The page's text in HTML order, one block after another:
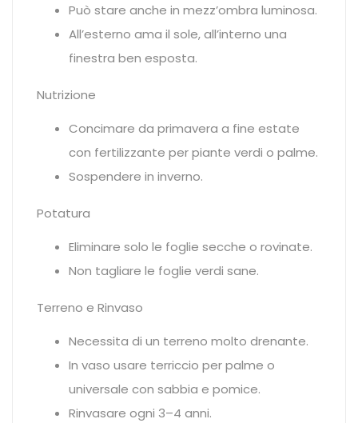
Può stare anche in mezz’ombra luminosa.
All’esterno ama il sole, all’interno una
finestra ben esposta.
Nutrizione
Concimare da primavera a fine estate
con fertilizzante per piante verdi o palme.
Sospendere in inverno.
Potatura
Eliminare solo le foglie secche o rovinate.
Non tagliare le foglie verdi sane.
Terreno e Rinvaso
Necessita di un terreno molto drenante.
In vaso usare terriccio per palme o
universale con sabbia e pomice.
Rinvasare ogni 3–4 anni.